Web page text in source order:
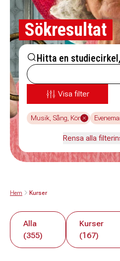
Sökresultat
Hitta en
Visa filter
Musik, Sång, Kör
Rensa alla
Hem Kurser
Alla
(355)
Kurser
(167)